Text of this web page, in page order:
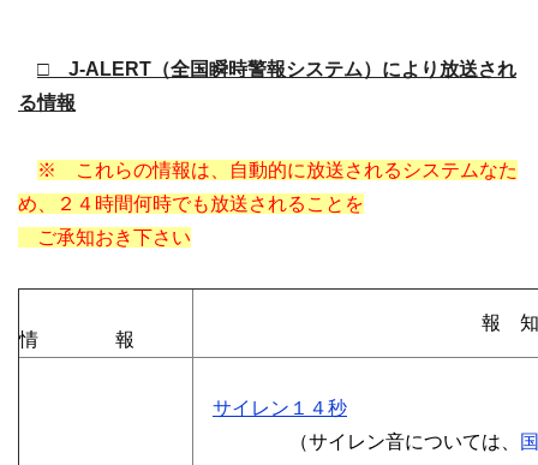
□ J-ALERT（全国瞬時警報システム）により放送され
る情報
※ これらの情報は、自動的に放送されるシステムなた
め、２４時間何時でも放送されることを
ご承知おき下さい
情 報
報 知 音 ／
サイレン１４秒
（サイレン音については、